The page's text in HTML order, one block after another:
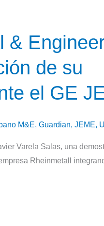
&
de su
el GE
M&E, Guardian, JEME,
Varela Salas, una
Rheinmetall